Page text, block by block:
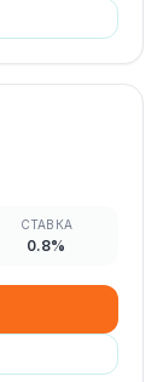
СТАВКА
0.8%